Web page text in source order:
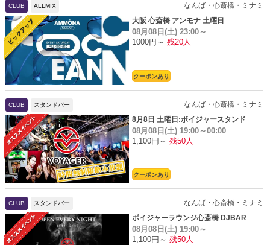
CLUB ALLMIX
なんば・心斎橋・ミナミ
大阪 心斎橋 アンモナ 土曜日
08月08日(土) 23:00～
1000円～ 残20人
クーポンあり
CLUB スタンドバー
なんば・心斎橋・ミナミ
8月8日 土曜日:ボイジャースタンド
08月08日(土) 19:00～00:00
1,100円～ 残50人
クーポンあり
CLUB スタンドバー
なんば・心斎橋・ミナミ
ボイジャーラウンジ心斎橋 DJBAR
08月08日(土) 19:00～
1,100円～ 残50人